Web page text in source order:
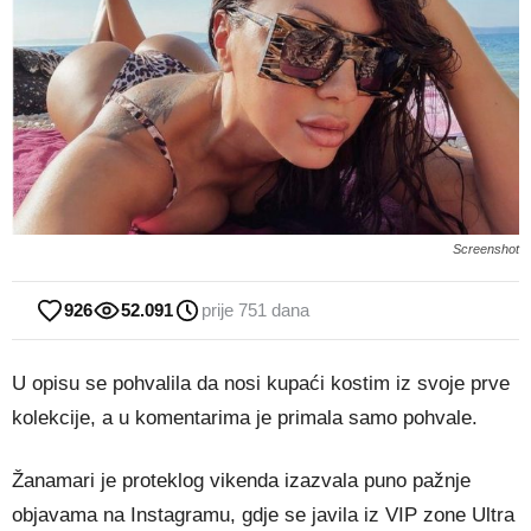
Screenshot
926 52.091 prije 751 dana
U opisu se pohvalila da nosi kupaći kostim iz svoje prve
kolekcije, a u komentarima je primala samo pohvale.
Žanamari je proteklog vikenda izazvala puno pažnje
objavama na Instagramu, gdje se javila iz VIP zone Ultra